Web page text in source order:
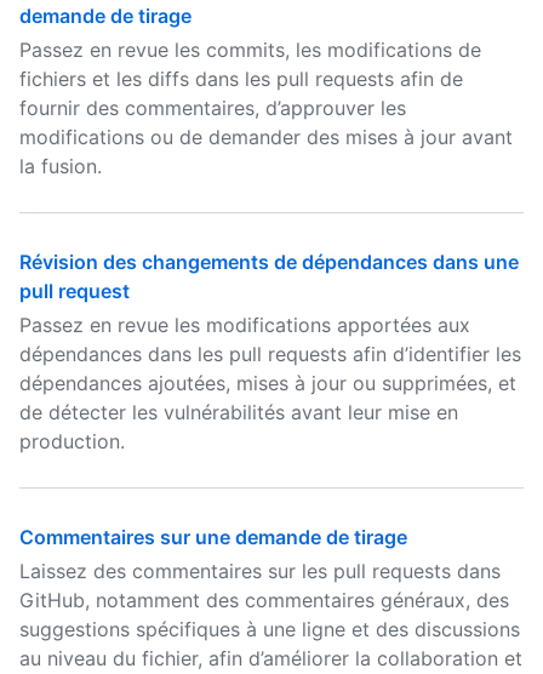
demande de tirage
Passez en revue les commits, les modifications de
fichiers et les diffs dans les pull requests afin de
fournir des commentaires, d’approuver les
modifications ou de demander des mises à jour avant
la fusion.
Révision des changements de dépendances dans une
pull request
Passez en revue les modifications apportées aux
dépendances dans les pull requests afin d’identifier les
dépendances ajoutées, mises à jour ou supprimées, et
de détecter les vulnérabilités avant leur mise en
production.
Commentaires sur une demande de tirage
Laissez des commentaires sur les pull requests dans
GitHub, notamment des commentaires généraux, des
suggestions spécifiques à une ligne et des discussions
au niveau du fichier, afin d’améliorer la collaboration et